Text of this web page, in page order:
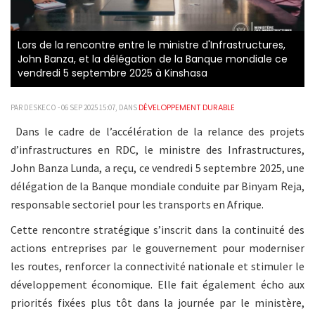
Lors de la rencontre entre le ministre d'Infrastructures,
John Banza, et la délégation de la Banque mondiale ce
vendredi 5 septembre 2025 à Kinshasa
PAR DESKECO - 06 SEP 2025 15:07, DANS DÉVELOPPEMENT DURABLE
Dans le cadre de l’accélération de la relance des projets
d’infrastructures en RDC, le ministre des Infrastructures,
John Banza Lunda, a reçu, ce vendredi 5 septembre 2025, une
délégation de la Banque mondiale conduite par Binyam Reja,
responsable sectoriel pour les transports en Afrique.
Cette rencontre stratégique s’inscrit dans la continuité des
actions entreprises par le gouvernement pour moderniser
les routes, renforcer la connectivité nationale et stimuler le
développement économique. Elle fait également écho aux
priorités fixées plus tôt dans la journée par le ministère,